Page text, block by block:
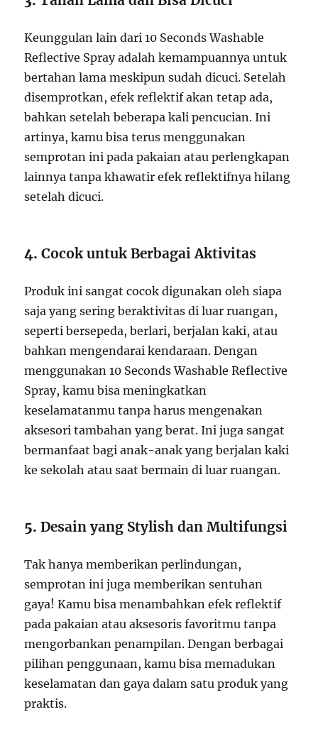
Keunggulan lain dari 10 Seconds Washable
Reflective Spray adalah kemampuannya untuk
bertahan lama meskipun sudah dicuci. Setelah
disemprotkan, efek reflektif akan tetap ada,
bahkan setelah beberapa kali pencucian. Ini
artinya, kamu bisa terus menggunakan
semprotan ini pada pakaian atau perlengkapan
lainnya tanpa khawatir efek reflektifnya hilang
setelah dicuci.
4.Cocok untuk Berbagai Aktivitas
Produk ini sangat cocok digunakan oleh siapa
saja yang sering beraktivitas di luar ruangan,
seperti bersepeda, berlari, berjalan kaki, atau
bahkan mengendarai kendaraan. Dengan
menggunakan 10 Seconds Washable Reflective
Spray, kamu bisa meningkatkan
keselamatanmu tanpa harus mengenakan
aksesori tambahan yang berat. Ini juga sangat
bermanfaat bagi anak-anak yang berjalan kaki
ke sekolah atau saat bermain di luar ruangan.
5.Desain yang Stylish dan Multifungsi
Tak hanya memberikan perlindungan,
semprotan ini juga memberikan sentuhan
gaya! Kamu bisa menambahkan efek reflektif
pada pakaian atau aksesoris favoritmu tanpa
mengorbankan penampilan. Dengan berbagai
pilihan penggunaan, kamu bisa memadukan
keselamatan dan gaya dalam satu produk yang
praktis.